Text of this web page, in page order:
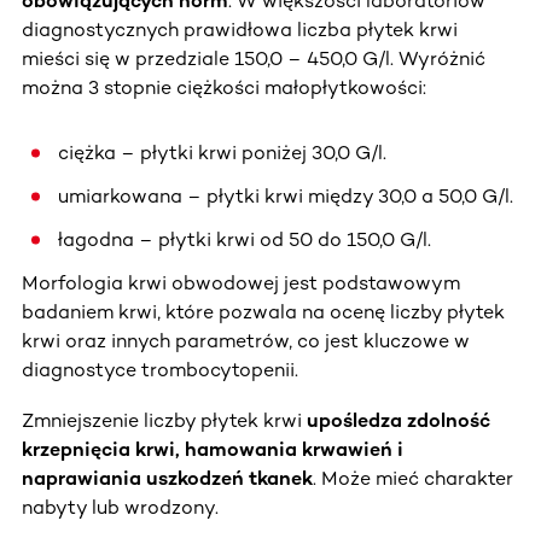
diagnostycznych prawidłowa liczba płytek krwi
mieści się w przedziale 150,0 – 450,0 G/l. Wyróżnić
można 3 stopnie ciężkości małopłytkowości:
ciężka – płytki krwi poniżej 30,0 G/l.
umiarkowana – płytki krwi między 30,0 a 50,0 G/l.
łagodna – płytki krwi od 50 do 150,0 G/l.
Morfologia krwi obwodowej jest podstawowym
badaniem krwi, które pozwala na ocenę liczby płytek
krwi oraz innych parametrów, co jest kluczowe w
diagnostyce trombocytopenii.
Zmniejszenie liczby płytek krwi upośledza zdolność
krzepnięcia krwi, hamowania krwawień i
naprawiania uszkodzeń tkanek. Może mieć charakter
nabyty lub wrodzony.